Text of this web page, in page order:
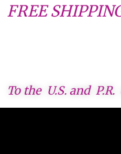
FREE
To the U.S. and